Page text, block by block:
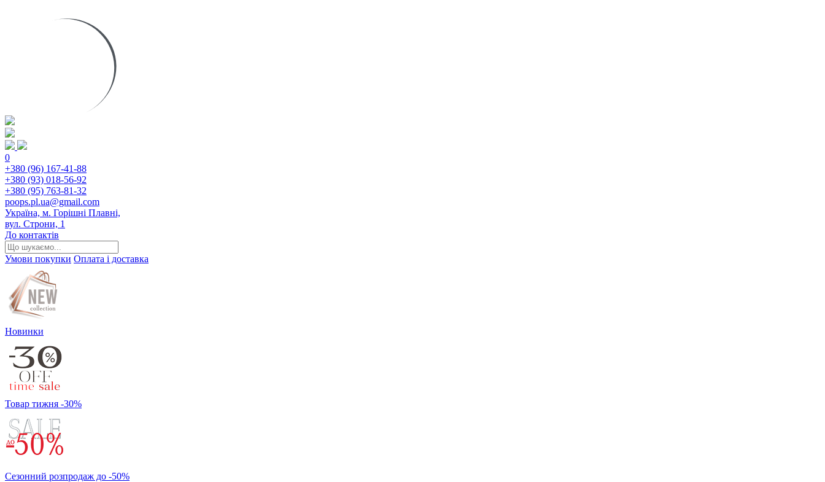
0
+380 (96) 167-41-88
+380 (93) 018-56-92
+380 (95) 763-81-32
poops.pl.ua@gmail.com
Україна, м. Горішні Плавні,
вул. Строни, 1
До контактів
Умови покупки Оплата і доставка
Новинки
Товар тижня -30%
Сезонний розпродаж до -50%